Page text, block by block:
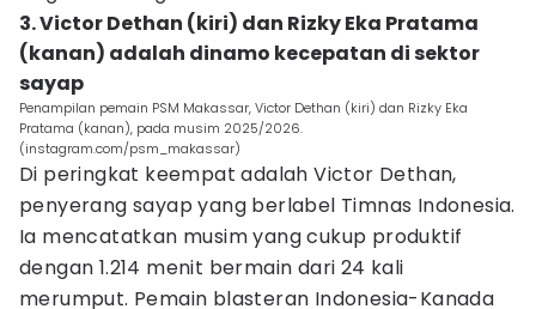
3. Victor Dethan (kiri) dan Rizky Eka Pratama
(kanan) adalah dinamo kecepatan di sektor
sayap
Penampilan pemain PSM Makassar, Victor Dethan (kiri) dan Rizky Eka
Pratama (kanan), pada musim 2025/2026.
(instagram.com/psm_makassar)
Di peringkat keempat adalah Victor Dethan,
penyerang sayap yang berlabel Timnas Indonesia.
Ia mencatatkan musim yang cukup produktif
dengan 1.214 menit bermain dari 24 kali
merumput. Pemain blasteran Indonesia-Kanada